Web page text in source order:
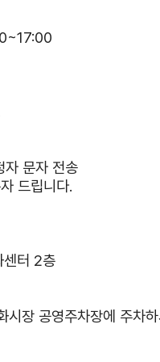
문자 전송
드립니다.
센터 2층
시장 공영주차장에 주차